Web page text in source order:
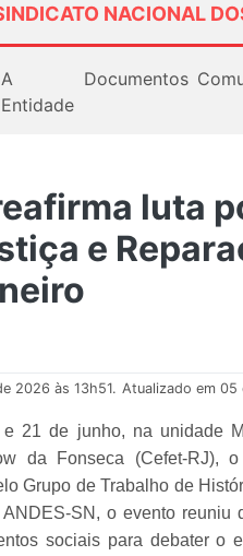
NACIONAL
A
Entidade
Documentos
luta
e
2026 às 13h51. Atualizado em
21 de junho, na unidade
da Fonseca (Cefet-RJ),
Grupo de Trabalho de
SN, o evento reuniu
sociais para debater o